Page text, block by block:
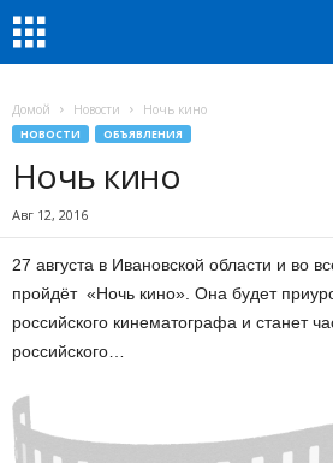
Домой Новости Ночь кино
НОВОСТИ ОБЪЯВЛЕНИЯ
Ночь кино
Авг 12, 2016
27 августа в Ивановской области и во
пройдёт «Ночь кино». Она будет
российского кинематографа и станет
российского…